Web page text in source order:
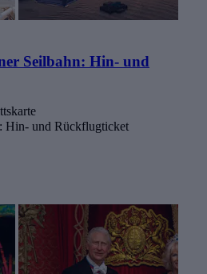
Seilbahn: Hin- und
Hin- und Rückflugticket